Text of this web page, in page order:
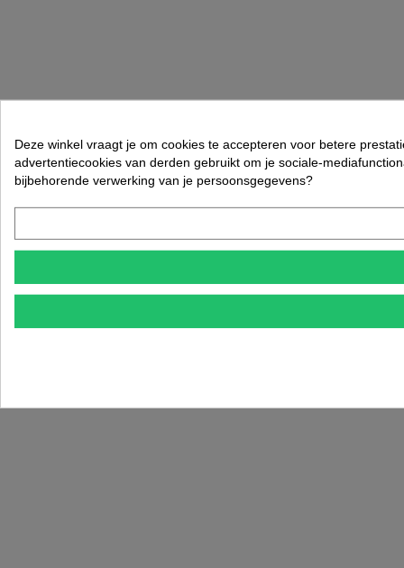
Deze winkel vraagt je om cookies te accepteren voor betere
advertentiecookies van derden gebruikt om je sociale-
bijbehorende verwerking van je persoonsgegevens?